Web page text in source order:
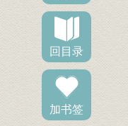
回目录
加书签